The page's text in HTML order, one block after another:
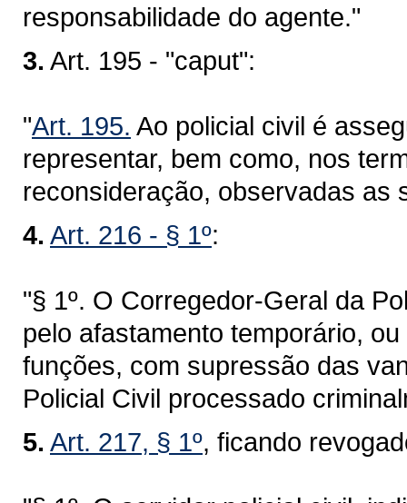
responsabilidade do agente."
3. Art. 195 - "caput":
"Art. 195. Ao policial civil é
representar, bem como, nos
reconsideração, observadas as
4. Art. 216 - § 1º:
"§ 1º. O Corregedor-Geral da
pelo afastamento temporário,
funções, com supressão das
Policial Civil processado
5. Art. 217, § 1º, ficando